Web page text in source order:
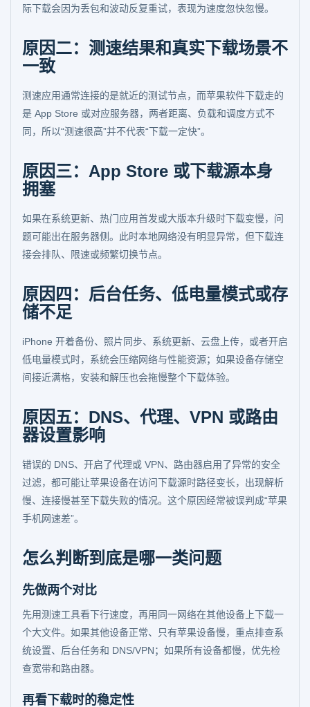
际下载会因为丢包和波动反复重试，表现为速度忽快忽慢。
原因二：测速结果和真实下载场景不
一致
测速应用通常连接的是就近的测试节点，而苹果软件下载走的
是 App Store 或对应服务器，两者距离、负载和调度方式不
同，所以“测速很高”并不代表“下载一定快”。
原因三：App Store 或下载源本身
拥塞
如果在系统更新、热门应用首发或大版本升级时下载变慢，问
题可能出在服务器侧。此时本地网络没有明显异常，但下载连
接会排队、限速或频繁切换节点。
原因四：后台任务、低电量模式或存
储不足
iPhone 开着备份、照片同步、系统更新、云盘上传，或者开启
低电量模式时，系统会压缩网络与性能资源；如果设备存储空
间接近满格，安装和解压也会拖慢整个下载体验。
原因五：DNS、代理、VPN 或路由
器设置影响
错误的 DNS、开启了代理或 VPN、路由器启用了异常的安全
过滤，都可能让苹果设备在访问下载源时路径变长，出现解析
慢、连接慢甚至下载失败的情况。这个原因经常被误判成“苹果
手机网速差”。
怎么判断到底是哪一类问题
先做两个对比
先用测速工具看下行速度，再用同一网络在其他设备上下载一
个大文件。如果其他设备正常、只有苹果设备慢，重点排查系
统设置、后台任务和 DNS/VPN；如果所有设备都慢，优先检
查宽带和路由器。
再看下载时的稳定性